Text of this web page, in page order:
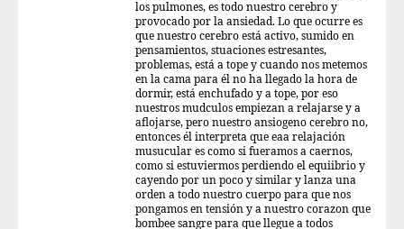
los pulmones, es todo nuestro cerebro y
provocado por la ansiedad. Lo que ocurre es
que nuestro cerebro está activo, sumido en
pensamientos, stuaciones estresantes,
problemas, está a tope y cuando nos metemos
en la cama para él no ha llegado la hora de
dormir, está enchufado y a tope, por eso
nuestros mudculos empiezan a relajarse y a
aflojarse, pero nuestro ansiogeno cerebro no,
entonces él interpreta que eaa relajación
musucular es como si fueramos a caernos,
como si estuviermos perdiendo el equiibrio y
cayendo por un poco y similar y lanza una
orden a todo nuestro cuerpo para que nos
pongamos en tensión y a nuestro corazon que
bombee sangre para que llegue a todos